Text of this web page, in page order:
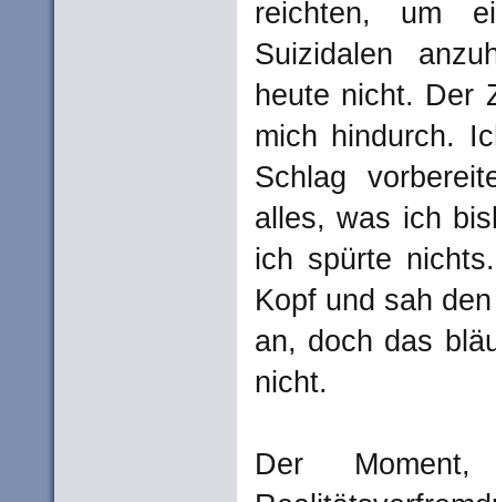
reichten, um
Suizidalen
heute nicht. Der
mich hindurch.
Schlag
alles, was ich
ich spürte
Kopf und sah
an, doch das
nicht.
Der